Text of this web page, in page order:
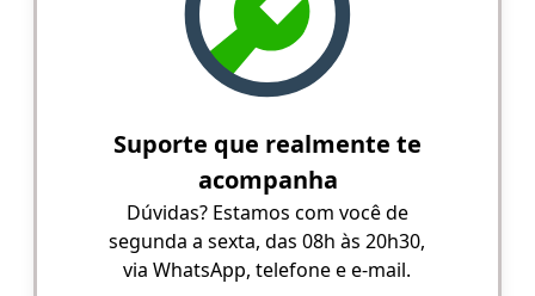
Suporte que realmente te
acompanha
Dúvidas? Estamos com você de
segunda a sexta, das 08h às 20h30,
via WhatsApp, telefone e e-mail.